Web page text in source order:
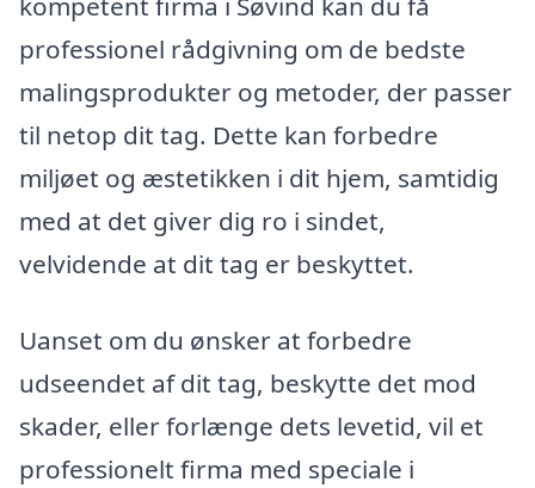
professionel rådgivning om de bedste
malingsprodukter og metoder, der passer
til netop dit tag. Dette kan forbedre
miljøet og æstetikken i dit hjem, samtidig
med at det giver dig ro i sindet,
velvidende at dit tag er beskyttet.
Uanset om du ønsker at forbedre
udseendet af dit tag, beskytte det mod
skader, eller forlænge dets levetid, vil et
professionelt firma med speciale i